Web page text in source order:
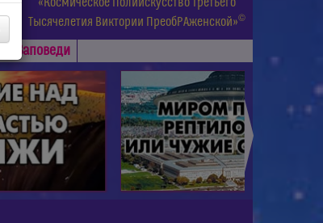
Тысячелетия Виктории ПреобРАженской»©
Заповеди ►